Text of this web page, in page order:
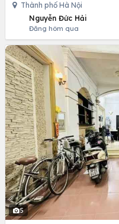
Thành phố Hà Nội
Nguyễn Đức Hải
Đăng hôm qua
5